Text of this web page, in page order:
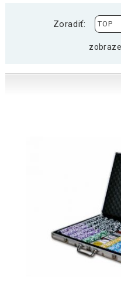
Zoradiť: